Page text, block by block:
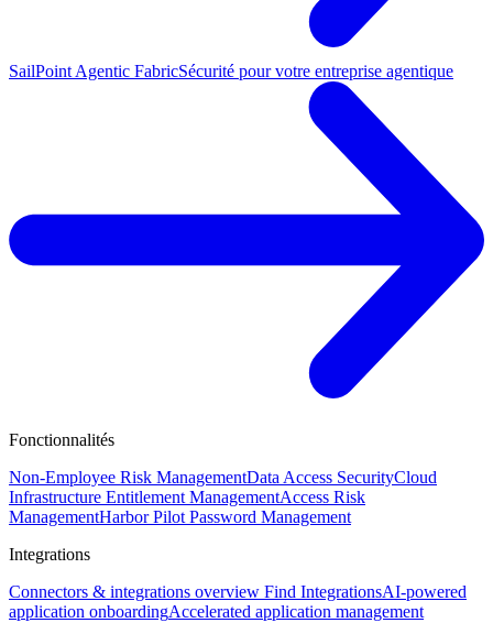
SailPoint Agentic FabricSécurité pour votre entreprise agentique
Fonctionnalités
Non-Employee Risk ManagementData Access SecurityCloud
Infrastructure Entitlement ManagementAccess Risk
ManagementHarbor Pilot Password Management
Integrations
Connectors & integrations overview Find IntegrationsAI-powered
application onboardingAccelerated application management